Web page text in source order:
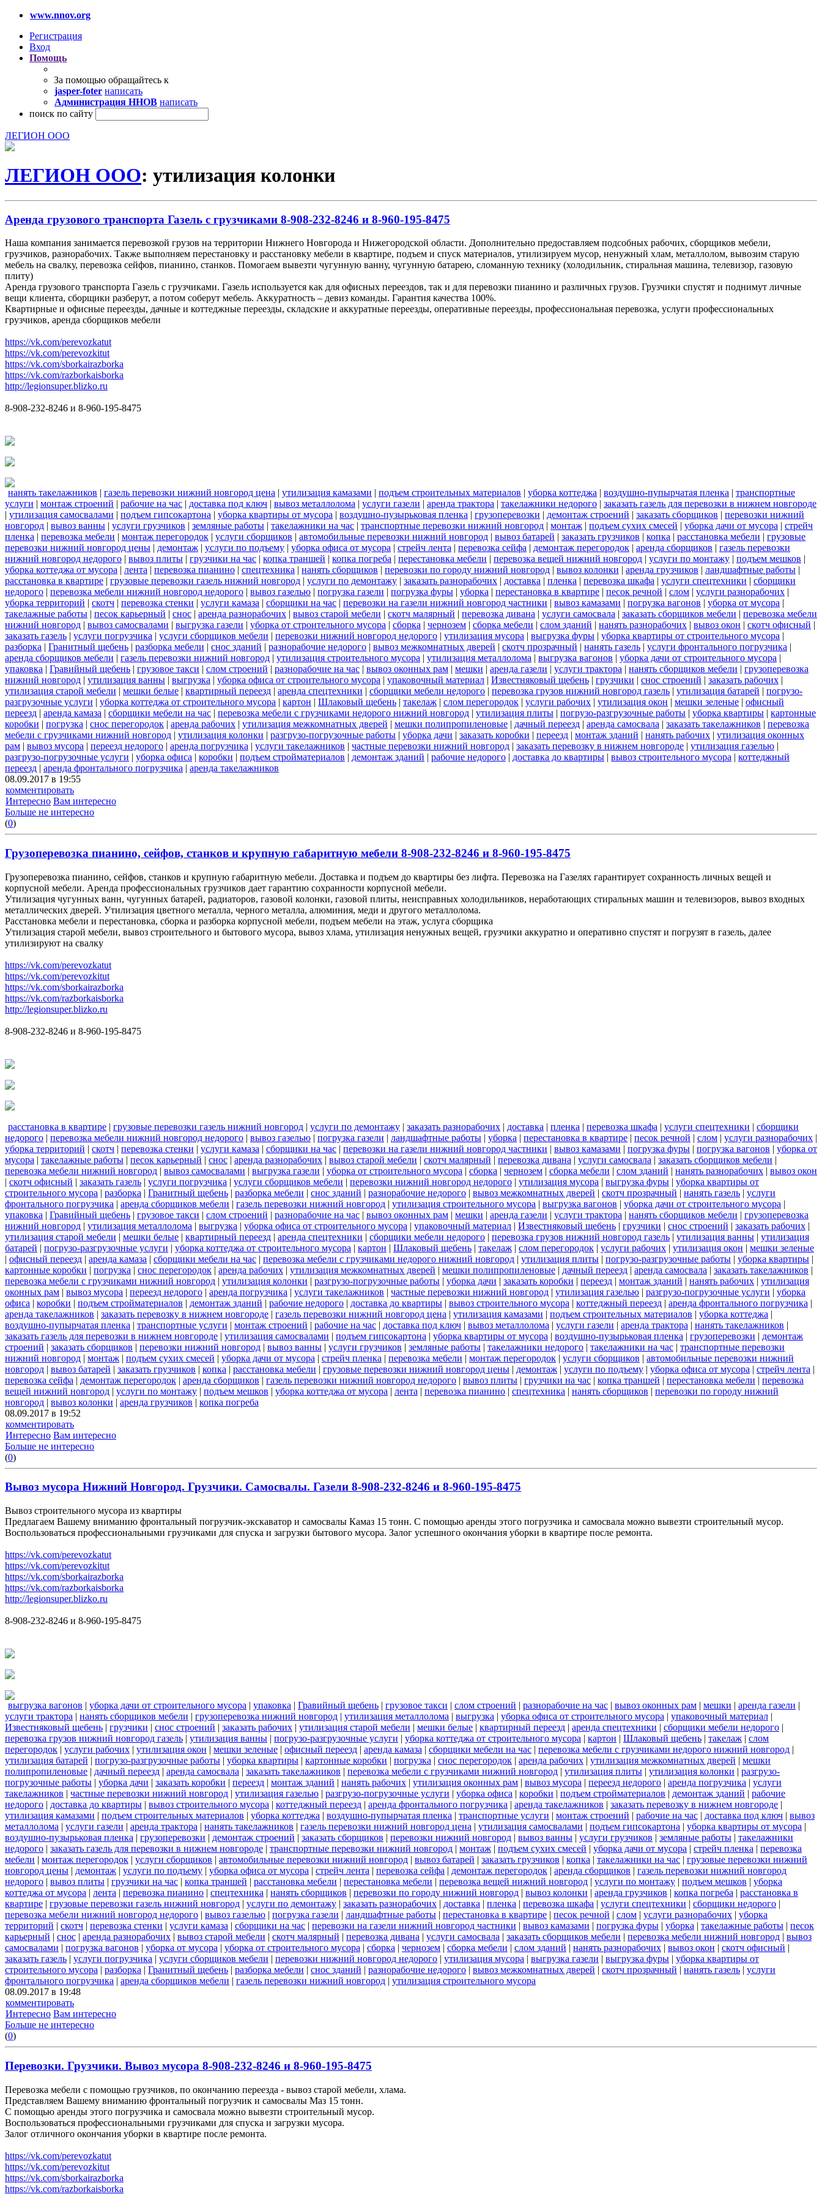
www.nnov.org
Регистрация
Вход
Помощь
За помощью обращайтесь к
jasper-foter написать
Администрация ННОВ написать
поиск по сайту
ЛЕГИОН ООО
ЛЕГИОН ООО: утилизация колонки
Аренда грузового транспорта Газель с грузчиками 8-908-232-8246 и 8-960-195-8475
Наша компания занимается перевозкой грузов на территории Нижнего Новгорода и Нижегородской области. Дополнительно предоставляем подсобных рабочих, сборщиков мебели,
грузчиков, разнорабочих. Также выполняем перестановку и расстановку мебели в квартире, подъем и спуск материалов, утилизируем мусор, ненужный хлам, металлолом, вывозим старую
мебель на свалку, перевозка сейфов, пианино, станков. Помогаем вывезти чугунную ванну, чугунную батарею, сломанную технику (холодильник, стиральная машина, телевизор, газовую
плиту)
Аренда грузового транспорта Газель с грузчиками. Газель используется как для офисных переездов, так и для перевозки пианино и различных грузов. Грузчики спустят и поднимут личные
вещи клиента, сборщики разберут, а потом соберут мебель. Аккуратность – девиз команды. Гарантия качества 100%.
Квартирные и офисные переезды, дачные и коттеджные переезды, складские и аккуратные переезды, оперативные переезды, профессиональная перевозка, услуги профессиональных
грузчиков, аренда сборщиков мебели
https://vk.com/perevozkatut
https://vk.com/perevozkitut
https://vk.com/sborkairazborka
https://vk.com/razborkaisborka
http://legionsuper.blizko.ru
8-908-232-8246 и 8-960-195-8475
нанять такелажников | газель перевозки нижний новгород цена | утилизация камазами | подъем строительных материалов | уборка коттеджа | воздушно-пупырчатая пленка | транспортные
услуги | монтаж строений | рабочие на час | доставка под ключ | вывоз металлолома | услуги газели | аренда трактора | такелажники недорого | заказать газель для перевозки в нижнем новгороде
| утилизация самосвалами | подъем гипсокартона | уборка квартиры от мусора | воздушно-пузырьковая пленка | грузоперевозки | демонтаж строений | заказать сборщиков | перевозки нижний
новгород | вывоз ванны | услуги грузчиков | земляные работы | такелажники на час | транспортные перевозки нижний новгород | монтаж | подъем сухих смесей | уборка дачи от мусора | стрейч
пленка | перевозка мебели | монтаж перегородок | услуги сборщиков | автомобильные перевозки нижний новгород | вывоз батарей | заказать грузчиков | копка | расстановка мебели | грузовые
перевозки нижний новгород цены | демонтаж | услуги по подъему | уборка офиса от мусора | стрейч лента | перевозка сейфа | демонтаж перегородок | аренда сборщиков | газель перевозки
нижний новгород недорого | вывоз плиты | грузчики на час | копка траншей | копка погреба | перестановка мебели | перевозка вещей нижний новгород | услуги по монтажу | подъем мешков |
уборка коттеджа от мусора | лента | перевозка пианино | спецтехника | нанять сборщиков | перевозки по городу нижний новгород | вывоз колонки | аренда грузчиков | ландшафтные работы |
расстановка в квартире | грузовые перевозки газель нижний новгород | услуги по демонтажу | заказать разнорабочих | доставка | пленка | перевозка шкафа | услуги спецтехники | сборщики
недорого | перевозка мебели нижний новгород недорого | вывоз газелью | погрузка газели | погрузка фуры | уборка | перестановка в квартире | песок речной | слом | услуги разнорабочих |
уборка территорий | скотч | перевозка стенки | услуги камаза | сборщики на час | перевозки на газели нижний новгород частники | вывоз камазами | погрузка вагонов | уборка от мусора |
такелажные работы | песок карьерный | снос | аренда разнорабочих | вывоз старой мебели | скотч малярный | перевозка дивана | услуги самосвала | заказать сборщиков мебели | перевозка мебели
нижний новгород | вывоз самосвалами | выгрузка газели | уборка от строительного мусора | сборка | чернозем | сборка мебели | слом зданий | нанять разнорабочих | вывоз окон | скотч офисный |
заказать газель | услуги погрузчика | услуги сборщиков мебели | перевозки нижний новгород недорого | утилизация мусора | выгрузка фуры | уборка квартиры от строительного мусора |
разборка | Гранитный щебень | разборка мебели | снос зданий | разнорабочие недорого | вывоз межкомнатных дверей | скотч прозрачный | нанять газель | услуги фронтального погрузчика |
аренда сборщиков мебели | газель перевозки нижний новгород | утилизация строительного мусора | утилизация металлолома | выгрузка вагонов | уборка дачи от строительного мусора |
упаковка | Гравийный щебень | грузовое такси | слом строений | разнорабочие на час | вывоз оконных рам | мешки | аренда газели | услуги трактора | нанять сборщиков мебели | грузоперевозка
нижний новгород | утилизация ванны | выгрузка | уборка офиса от строительного мусора | упаковочный материал | Известняковый щебень | грузчики | снос строений | заказать рабочих |
утилизация старой мебели | мешки белые | квартирный переезд | аренда спецтехники | сборщики мебели недорого | перевозка грузов нижний новгород газель | утилизация батарей | погрузо-
разгрузочные услуги | уборка коттеджа от строительного мусора | картон | Шлаковый щебень | такелаж | слом перегородок | услуги рабочих | утилизация окон | мешки зеленые | офисный
переезд | аренда камаза | сборщики мебели на час | перевозка мебели с грузчиками недорого нижний новгород | утилизация плиты | погрузо-разгрузочные работы | уборка квартиры | картонные
коробки | погрузка | снос перегородок | аренда рабочих | утилизация межкомнатных дверей | мешки полипропиленовые | дачный переезд | аренда самосвала | заказать такелажников | перевозка
мебели с грузчиками нижний новгород | утилизация колонки | разгрузо-погрузочные работы | уборка дачи | заказать коробки | переезд | монтаж зданий | нанять рабочих | утилизация оконных
рам | вывоз мусора | переезд недорого | аренда погрузчика | услуги такелажников | частные перевозки нижний новгород | заказать перевозку в нижнем новгороде | утилизация газелью |
разгрузо-погрузочные услуги | уборка офиса | коробки | подъем стройматериалов | демонтаж зданий | рабочие недорого | доставка до квартиры | вывоз строительного мусора | коттеджный
переезд | аренда фронтального погрузчика | аренда такелажников
08.09.2017 в 19:55
комментировать
Интересно Вам интересно
Больше не интересно
(0)
Грузоперевозка пианино, сейфов, станков и крупную габаритную мебели 8-908-232-8246 и 8-960-195-8475
Грузоперевозка пианино, сейфов, станков и крупную габаритную мебели. Доставка и подъем до квартиры без лифта. Перевозка на Газелях гарантирует сохранность личных вещей и
корпусной мебели. Аренда профессиональных грузчиков дает гарантию сохранности корпусной мебели.
Утилизация чугунных ванн, чугунных батарей, радиаторов, газовой колонки, газовой плиты, неисправных холодильников, неработающих стиральных машин и телевизоров, вывоз входных
металлических дверей. Утилизация цветного металла, черного металла, алюминия, меди и другого металлолома.
Расстановка мебели и перестановка, сборка и разборка корпусной мебели, подъем мебели на этаж, услуга сборщика
Утилизация старой мебели, вывоз строительного и бытового мусора, вывоз хлама, утилизация ненужных вещей, грузчики аккуратно и оперативно спустят и погрузят в газель, далее
утилизируют на свалку
https://vk.com/perevozkatut
https://vk.com/perevozkitut
https://vk.com/sborkairazborka
https://vk.com/razborkaisborka
http://legionsuper.blizko.ru
8-908-232-8246 и 8-960-195-8475
расстановка в квартире | грузовые перевозки газель нижний новгород | услуги по демонтажу | заказать разнорабочих | доставка | пленка | перевозка шкафа | услуги спецтехники | сборщики
недорого | перевозка мебели нижний новгород недорого | вывоз газелью | погрузка газели | ландшафтные работы | уборка | перестановка в квартире | песок речной | слом | услуги разнорабочих |
уборка территорий | скотч | перевозка стенки | услуги камаза | сборщики на час | перевозки на газели нижний новгород частники | вывоз камазами | погрузка фуры | погрузка вагонов | уборка от
мусора | такелажные работы | песок карьерный | снос | аренда разнорабочих | вывоз старой мебели | скотч малярный | перевозка дивана | услуги самосвала | заказать сборщиков мебели |
перевозка мебели нижний новгород | вывоз самосвалами | выгрузка газели | уборка от строительного мусора | сборка | чернозем | сборка мебели | слом зданий | нанять разнорабочих | вывоз окон
| скотч офисный | заказать газель | услуги погрузчика | услуги сборщиков мебели | перевозки нижний новгород недорого | утилизация мусора | выгрузка фуры | уборка квартиры от
строительного мусора | разборка | Гранитный щебень | разборка мебели | снос зданий | разнорабочие недорого | вывоз межкомнатных дверей | скотч прозрачный | нанять газель | услуги
фронтального погрузчика | аренда сборщиков мебели | газель перевозки нижний новгород | утилизация строительного мусора | выгрузка вагонов | уборка дачи от строительного мусора |
упаковка | Гравийный щебень | грузовое такси | слом строений | разнорабочие на час | вывоз оконных рам | мешки | аренда газели | услуги трактора | нанять сборщиков мебели | грузоперевозка
нижний новгород | утилизация металлолома | выгрузка | уборка офиса от строительного мусора | упаковочный материал | Известняковый щебень | грузчики | снос строений | заказать рабочих |
утилизация старой мебели | мешки белые | квартирный переезд | аренда спецтехники | сборщики мебели недорого | перевозка грузов нижний новгород газель | утилизация ванны | утилизация
батарей | погрузо-разгрузочные услуги | уборка коттеджа от строительного мусора | картон | Шлаковый щебень | такелаж | слом перегородок | услуги рабочих | утилизация окон | мешки зеленые
| офисный переезд | аренда камаза | сборщики мебели на час | перевозка мебели с грузчиками недорого нижний новгород | утилизация плиты | погрузо-разгрузочные работы | уборка квартиры |
картонные коробки | погрузка | снос перегородок | аренда рабочих | утилизация межкомнатных дверей | мешки полипропиленовые | дачный переезд | аренда самосвала | заказать такелажников |
перевозка мебели с грузчиками нижний новгород | утилизация колонки | разгрузо-погрузочные работы | уборка дачи | заказать коробки | переезд | монтаж зданий | нанять рабочих | утилизация
оконных рам | вывоз мусора | переезд недорого | аренда погрузчика | услуги такелажников | частные перевозки нижний новгород | утилизация газелью | разгрузо-погрузочные услуги | уборка
офиса | коробки | подъем стройматериалов | демонтаж зданий | рабочие недорого | доставка до квартиры | вывоз строительного мусора | коттеджный переезд | аренда фронтального погрузчика |
аренда такелажников | заказать перевозку в нижнем новгороде | газель перевозки нижний новгород цена | утилизация камазами | подъем строительных материалов | уборка коттеджа |
воздушно-пупырчатая пленка | транспортные услуги | монтаж строений | рабочие на час | доставка под ключ | вывоз металлолома | услуги газели | аренда трактора | нанять такелажников |
заказать газель для перевозки в нижнем новгороде | утилизация самосвалами | подъем гипсокартона | уборка квартиры от мусора | воздушно-пузырьковая пленка | грузоперевозки | демонтаж
строений | заказать сборщиков | перевозки нижний новгород | вывоз ванны | услуги грузчиков | земляные работы | такелажники недорого | такелажники на час | транспортные перевозки
нижний новгород | монтаж | подъем сухих смесей | уборка дачи от мусора | стрейч пленка | перевозка мебели | монтаж перегородок | услуги сборщиков | автомобильные перевозки нижний
новгород | вывоз батарей | заказать грузчиков | копка | расстановка мебели | грузовые перевозки нижний новгород цены | демонтаж | услуги по подъему | уборка офиса от мусора | стрейч лента |
перевозка сейфа | демонтаж перегородок | аренда сборщиков | газель перевозки нижний новгород недорого | вывоз плиты | грузчики на час | копка траншей | перестановка мебели | перевозка
вещей нижний новгород | услуги по монтажу | подъем мешков | уборка коттеджа от мусора | лента | перевозка пианино | спецтехника | нанять сборщиков | перевозки по городу нижний
новгород | вывоз колонки | аренда грузчиков | копка погреба
08.09.2017 в 19:52
комментировать
Интересно Вам интересно
Больше не интересно
(0)
Вывоз мусора Нижний Новгород. Грузчики. Самосвалы. Газели 8-908-232-8246 и 8-960-195-8475
Вывоз строительного мусора из квартиры
Предлагаем Вашему вниманию фронтальный погрузчик-экскаватор и самосвалы Камаз 15 тонн. С помощью аренды этого погрузчика и самосвала можно вывезти строительный мусор.
Воспользоваться профессиональными грузчиками для спуска и загрузки бытового мусора. Залог успешного окончания уборки в квартире после ремонта.
https://vk.com/perevozkatut
https://vk.com/perevozkitut
https://vk.com/sborkairazborka
https://vk.com/razborkaisborka
http://legionsuper.blizko.ru
8-908-232-8246 и 8-960-195-8475
выгрузка вагонов | уборка дачи от строительного мусора | упаковка | Гравийный щебень | грузовое такси | слом строений | разнорабочие на час | вывоз оконных рам | мешки | аренда газели |
услуги трактора | нанять сборщиков мебели | грузоперевозка нижний новгород | утилизация металлолома | выгрузка | уборка офиса от строительного мусора | упаковочный материал |
Известняковый щебень | грузчики | снос строений | заказать рабочих | утилизация старой мебели | мешки белые | квартирный переезд | аренда спецтехники | сборщики мебели недорого |
перевозка грузов нижний новгород газель | утилизация ванны | погрузо-разгрузочные услуги | уборка коттеджа от строительного мусора | картон | Шлаковый щебень | такелаж | слом
перегородок | услуги рабочих | утилизация окон | мешки зеленые | офисный переезд | аренда камаза | сборщики мебели на час | перевозка мебели с грузчиками недорого нижний новгород |
утилизация батарей | погрузо-разгрузочные работы | уборка квартиры | картонные коробки | погрузка | снос перегородок | аренда рабочих | утилизация межкомнатных дверей | мешки
полипропиленовые | дачный переезд | аренда самосвала | заказать такелажников | перевозка мебели с грузчиками нижний новгород | утилизация плиты | утилизация колонки | разгрузо-
погрузочные работы | уборка дачи | заказать коробки | переезд | монтаж зданий | нанять рабочих | утилизация оконных рам | вывоз мусора | переезд недорого | аренда погрузчика | услуги
такелажников | частные перевозки нижний новгород | утилизация газелью | разгрузо-погрузочные услуги | уборка офиса | коробки | подъем стройматериалов | демонтаж зданий | рабочие
недорого | доставка до квартиры | вывоз строительного мусора | коттеджный переезд | аренда фронтального погрузчика | аренда такелажников | заказать перевозку в нижнем новгороде |
утилизация камазами | подъем строительных материалов | уборка коттеджа | воздушно-пупырчатая пленка | транспортные услуги | монтаж строений | рабочие на час | доставка под ключ | вывоз
металлолома | услуги газели | аренда трактора | нанять такелажников | газель перевозки нижний новгород цена | утилизация самосвалами | подъем гипсокартона | уборка квартиры от мусора |
воздушно-пузырьковая пленка | грузоперевозки | демонтаж строений | заказать сборщиков | перевозки нижний новгород | вывоз ванны | услуги грузчиков | земляные работы | такелажники
недорого | заказать газель для перевозки в нижнем новгороде | транспортные перевозки нижний новгород | монтаж | подъем сухих смесей | уборка дачи от мусора | стрейч пленка | перевозка
мебели | монтаж перегородок | услуги сборщиков | автомобильные перевозки нижний новгород | вывоз батарей | заказать грузчиков | копка | такелажники на час | грузовые перевозки нижний
новгород цены | демонтаж | услуги по подъему | уборка офиса от мусора | стрейч лента | перевозка сейфа | демонтаж перегородок | аренда сборщиков | газель перевозки нижний новгород
недорого | вывоз плиты | грузчики на час | копка траншей | расстановка мебели | перестановка мебели | перевозка вещей нижний новгород | услуги по монтажу | подъем мешков | уборка
коттеджа от мусора | лента | перевозка пианино | спецтехника | нанять сборщиков | перевозки по городу нижний новгород | вывоз колонки | аренда грузчиков | копка погреба | расстановка в
квартире | грузовые перевозки газель нижний новгород | услуги по демонтажу | заказать разнорабочих | доставка | пленка | перевозка шкафа | услуги спецтехники | сборщики недорого |
перевозка мебели нижний новгород недорого | вывоз газелью | погрузка газели | ландшафтные работы | перестановка в квартире | песок речной | слом | услуги разнорабочих | уборка
территорий | скотч | перевозка стенки | услуги камаза | сборщики на час | перевозки на газели нижний новгород частники | вывоз камазами | погрузка фуры | уборка | такелажные работы | песок
карьерный | снос | аренда разнорабочих | вывоз старой мебели | скотч малярный | перевозка дивана | услуги самосвала | заказать сборщиков мебели | перевозка мебели нижний новгород | вывоз
самосвалами | погрузка вагонов | уборка от мусора | уборка от строительного мусора | сборка | чернозем | сборка мебели | слом зданий | нанять разнорабочих | вывоз окон | скотч офисный |
заказать газель | услуги погрузчика | услуги сборщиков мебели | перевозки нижний новгород недорого | утилизация мусора | выгрузка газели | выгрузка фуры | уборка квартиры от
строительного мусора | разборка | Гранитный щебень | разборка мебели | снос зданий | разнорабочие недорого | вывоз межкомнатных дверей | скотч прозрачный | нанять газель | услуги
фронтального погрузчика | аренда сборщиков мебели | газель перевозки нижний новгород | утилизация строительного мусора
08.09.2017 в 19:48
комментировать
Интересно Вам интересно
Больше не интересно
(0)
Перевозки. Грузчики. Вывоз мусора 8-908-232-8246 и 8-960-195-8475
Перевозка мебели с помощью грузчиков, по окончанию переезда - вывоз старой мебели, хлама.
Представляем Вашему вниманию фронтальный погрузчик и самосвалы Маз 15 тонн.
С помощью аренды этого погрузчика и самосвала можно вывезти строительный мусор.
Воспользоваться профессиональными грузчиками для спуска и загрузки мусора.
Залог отличного окончания уборки в квартире после ремонта.
https://vk.com/perevozkatut
https://vk.com/perevozkitut
https://vk.com/sborkairazborka
https://vk.com/razborkaisborka